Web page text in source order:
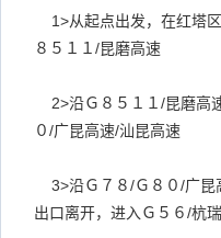
1>从起点出发，在红塔
８５１１ /昆磨高速
2>沿Ｇ８５１１ /昆磨高
０/广昆高速/汕昆高速
3>沿Ｇ７８/Ｇ８０/广昆
出口离开，进入Ｇ５６/杭